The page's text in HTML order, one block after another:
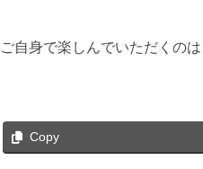
ご自身で楽しんでいただくの
Copy